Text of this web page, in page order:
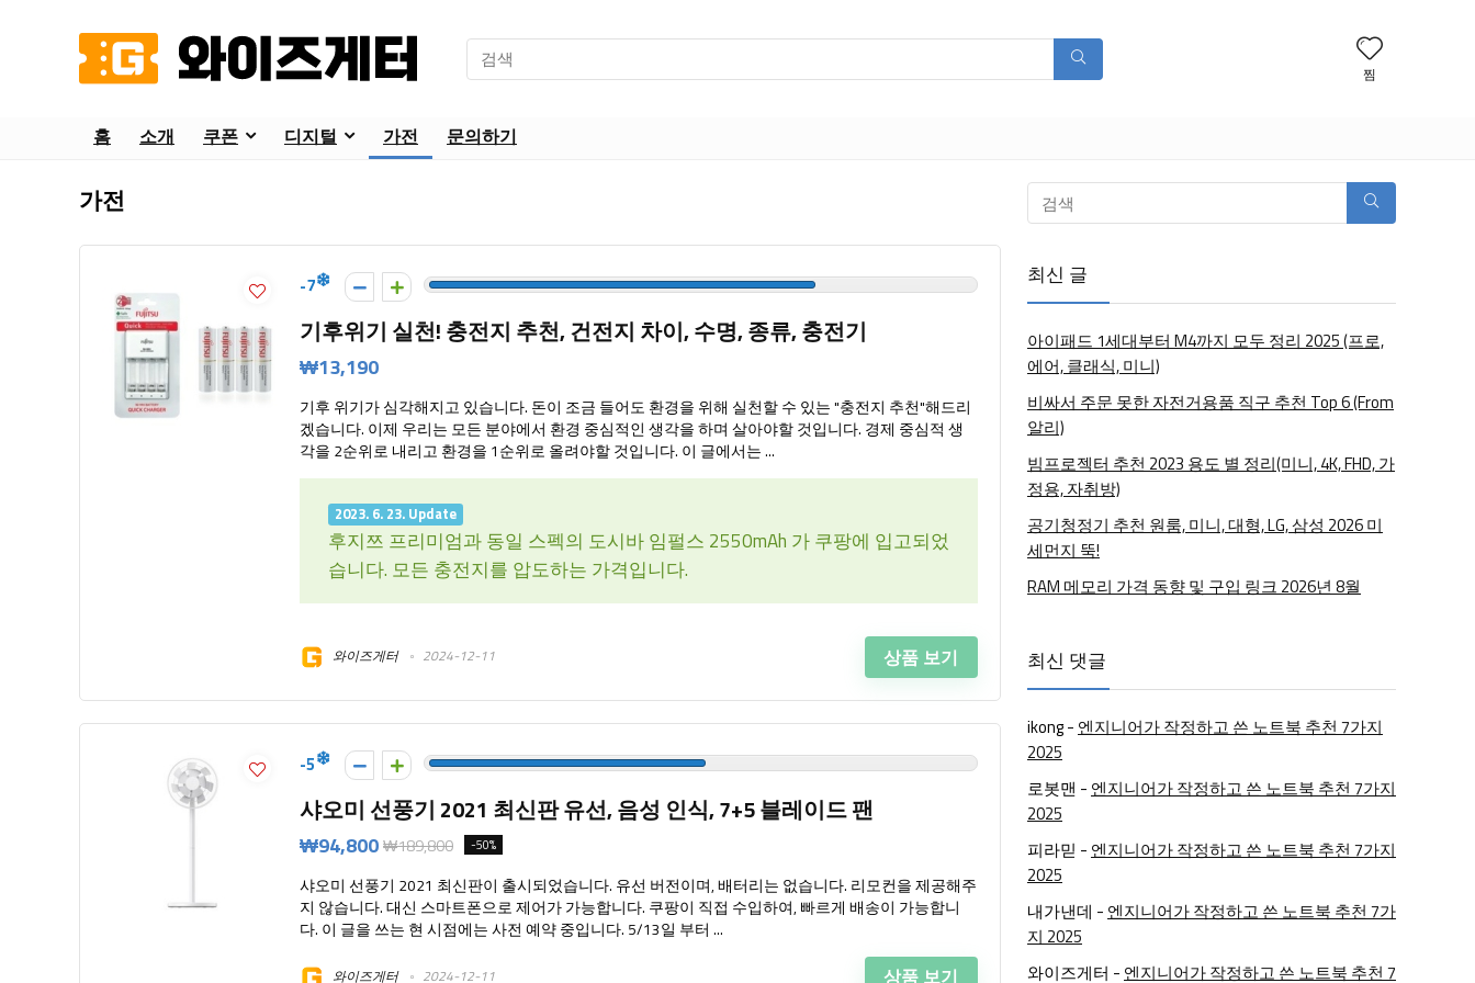
찜
홈 소개 쿠폰 디지털 가전 문의하기
가전
-7
기후위기 실천! 충전지 추천, 건전지 차이, 수명, 종류, 충전기
₩13,190
기후 위기가 심각해지고 있습니다. 돈이 조금 들어도 환경을 위해 실천할 수 있는 "충전지 추천"해드리
겠습니다. 이제 우리는 모든 분야에서 환경 중심적인 생각을 하며 살아야할 것입니다. 경제 중심적 생
각을 2순위로 내리고 환경을 1순위로 올려야할 것입니다. 이 글에서는 ...
2023. 6. 23. Update
후지쯔 프리미엄과 동일 스펙의 도시바 임펄스 2550mAh 가 쿠팡에 입고되었
습니다. 모든 충전지를 압도하는 가격입니다.
와이즈게터 2024-12-11 상품 보기
-5
샤오미 선풍기 2021 최신판 유선, 음성 인식, 7+5 블레이드 팬
₩94,800₩189,800 -50%
샤오미 선풍기 2021 최신판이 출시되었습니다. 유선 버전이며, 배터리는 없습니다. 리모컨을 제공해주
지 않습니다. 대신 스마트폰으로 제어가 가능합니다. 쿠팡이 직접 수입하여, 빠르게 배송이 가능합니
다. 이 글을 쓰는 현 시점에는 사전 예약 중입니다. 5/13일 부터 ...
와이즈게터 2024-12-11 상품 보기
최신 글
아이패드 1세대부터 M4까지 모두 정리 2025 (프로,
에어, 클래식, 미니)
비싸서 주문 못한 자전거용품 직구 추천 Top 6 (From
알리)
빔프로젝터 추천 2023 용도 별 정리(미니, 4K, FHD, 가
정용, 자취방)
공기청정기 추천 원룸, 미니, 대형, LG, 삼성 2026 미
세먼지 뚝!
RAM 메모리 가격 동향 및 구입 링크 2026년 8월
최신 댓글
ikong- 엔지니어가 작정하고 쓴 노트북 추천 7가지
2025
로봇맨 - 엔지니어가 작정하고 쓴 노트북 추천 7가지
2025
피라믿 - 엔지니어가 작정하고 쓴 노트북 추천 7가지
2025
내가낸데 - 엔지니어가 작정하고 쓴 노트북 추천 7가
지 2025
와이즈게터 - 엔지니어가 작정하고 쓴 노트북 추천 7